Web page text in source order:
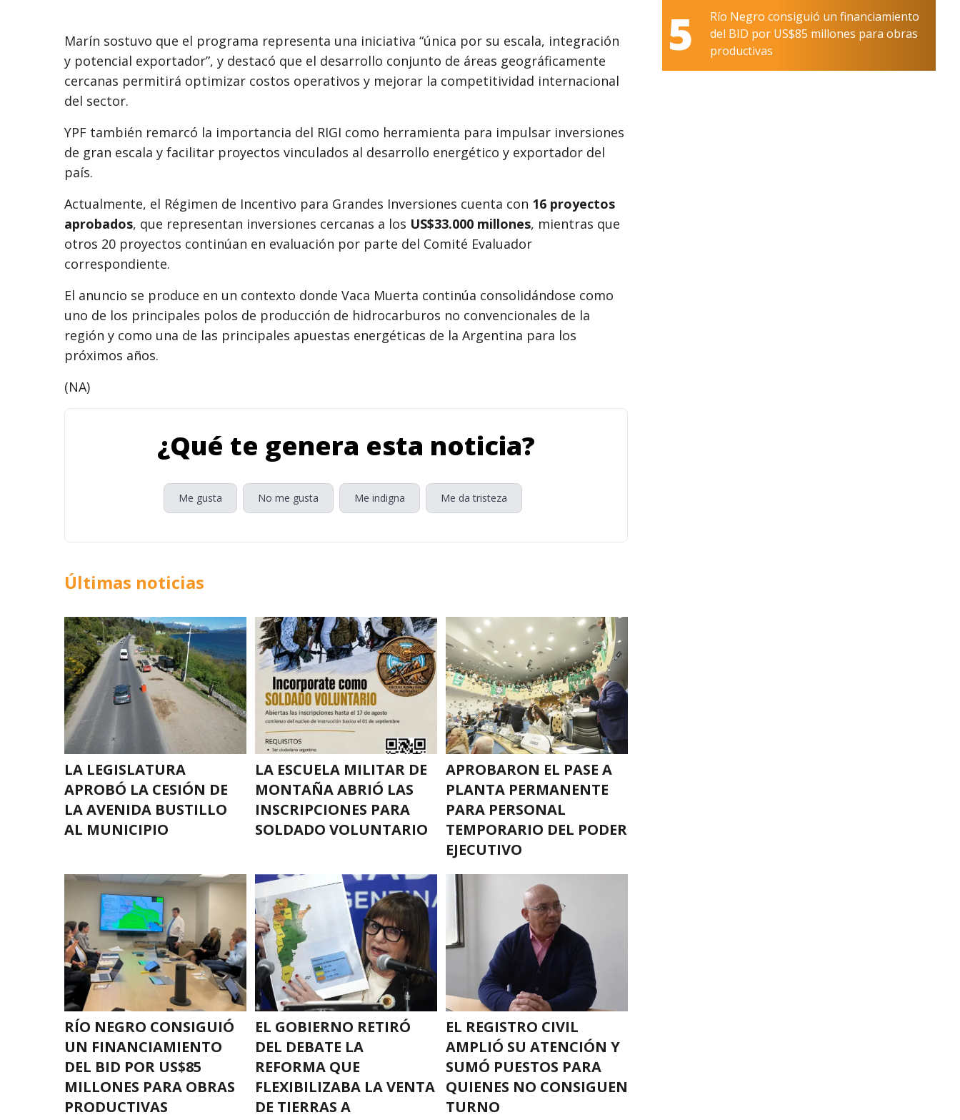
Marín sostuvo que el programa representa una iniciativa “única por su escala, integración
y potencial exportador”, y destacó que el desarrollo conjunto de áreas geográficamente
cercanas permitirá optimizar costos operativos y mejorar la competitividad internacional
del sector.
YPF también remarcó la importancia del RIGI como herramienta para impulsar inversiones
de gran escala y facilitar proyectos vinculados al desarrollo energético y exportador del
país.
Actualmente, el Régimen de Incentivo para Grandes Inversiones cuenta con 16 proyectos
aprobados, que representan inversiones cercanas a los US$33.000 millones, mientras que
otros 20 proyectos continúan en evaluación por parte del Comité Evaluador
correspondiente.
El anuncio se produce en un contexto donde Vaca Muerta continúa consolidándose como
uno de los principales polos de producción de hidrocarburos no convencionales de la
región y como una de las principales apuestas energéticas de la Argentina para los
próximos años.
(NA)
¿Qué te genera esta noticia?
Me gusta No me gusta Me indigna Me da tristeza
Últimas noticias
LA LEGISLATURA
APROBÓ LA CESIÓN DE
LA AVENIDA BUSTILLO
AL MUNICIPIO
LA ESCUELA MILITAR DE
MONTAÑA ABRIÓ LAS
INSCRIPCIONES PARA
SOLDADO VOLUNTARIO
APROBARON EL PASE A
PLANTA PERMANENTE
PARA PERSONAL
TEMPORARIO DEL PODER
EJECUTIVO
RÍO NEGRO CONSIGUIÓ
UN FINANCIAMIENTO
DEL BID POR US$85
MILLONES PARA OBRAS
PRODUCTIVAS
EL GOBIERNO RETIRÓ
DEL DEBATE LA
REFORMA QUE
FLEXIBILIZABA LA VENTA
DE TIERRAS A
EL REGISTRO CIVIL
AMPLIÓ SU ATENCIÓN Y
SUMÓ PUESTOS PARA
QUIENES NO CONSIGUEN
TURNO
5
Río Negro consiguió un financiamiento
del BID por US$85 millones para obras
productivas